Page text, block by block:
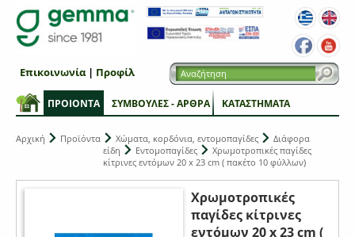
ΠΡΟΙΟΝΤΑ ΣΥΜΒΟΥΛΕΣ - ΑΡΘΡΑ ΚΑΤΑΣΤΗΜΑΤΑ
Επικοινωνία| Προφίλ
Αρχική Προϊόντα Χώματα, κορδόνια, εντομοπαγίδες
Διάφορα
είδη
Εντομοπαγίδες
Χρωμοτροπικές παγίδες
κίτρινες εντόμων 20 x 23 cm ( πακέτο 10 φύλλων)
Χρωμοτροπικές
παγίδες κίτρινες
εντόμων 20 x 23 cm (